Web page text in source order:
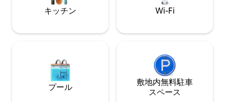
キッチン Wi-Fi
プール
敷地内無料駐⁠車
ス⁠ペ⁠ー⁠ス